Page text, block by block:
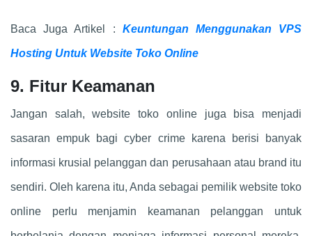
Baca Juga Artikel : Keuntungan Menggunakan VPS
Hosting Untuk Website Toko Online
9. Fitur Keamanan
Jangan salah, website toko online juga bisa menjadi
sasaran empuk bagi cyber crime karena berisi banyak
informasi krusial pelanggan dan perusahaan atau brand itu
sendiri. Oleh karena itu, Anda sebagai pemilik website toko
online perlu menjamin keamanan pelanggan untuk